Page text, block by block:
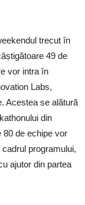
trecut în
49 de
vor intra în
Labs,
Acestea se alătură
din
80 de echipe vor
programului,
ajutor din partea